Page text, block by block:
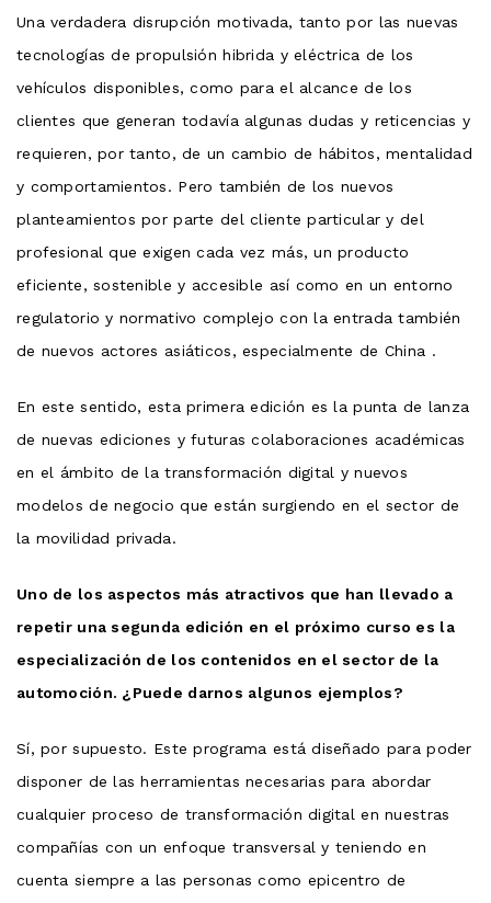
Una verdadera disrupción motivada, tanto por las nuevas
tecnologías de propulsión hibrida y eléctrica de los
vehículos disponibles, como para el alcance de los
clientes que generan todavía algunas dudas y reticencias y
requieren, por tanto, de un cambio de hábitos, mentalidad
y comportamientos. Pero también de los nuevos
planteamientos por parte del cliente particular y del
profesional que exigen cada vez más, un producto
eficiente, sostenible y accesible así como en un entorno
regulatorio y normativo complejo con la entrada también
de nuevos actores asiáticos, especialmente de China .
En este sentido, esta primera edición es la punta de lanza
de nuevas ediciones y futuras colaboraciones académicas
en el ámbito de la transformación digital y nuevos
modelos de negocio que están surgiendo en el sector de
la movilidad privada.
Uno de los aspectos más atractivos que han llevado a
repetir una segunda edición en el próximo curso es la
especialización de los contenidos en el sector de la
automoción. ¿Puede darnos algunos ejemplos?
Sí, por supuesto. Este programa está diseñado para poder
disponer de las herramientas necesarias para abordar
cualquier proceso de transformación digital en nuestras
compañías con un enfoque transversal y teniendo en
cuenta siempre a las personas como epicentro de